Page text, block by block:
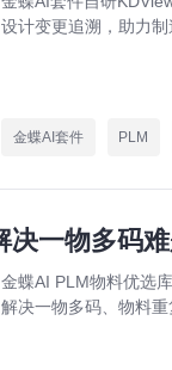
设计变更追溯，助力
金蝶AI套件 PLM
一物多码
金蝶AI PLM物料优选
解决一物多码、物料